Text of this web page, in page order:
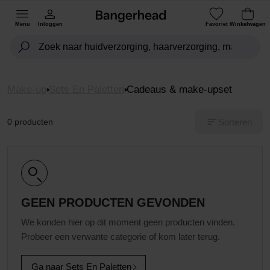
Menu Inloggen Favoriet Winkelwagen
Sets En Paletten Cadeaus & make-upset
0 producten
GEEN PRODUCTEN GEVONDEN
We konden hier op dit moment geen producten vinden.
Probeer een verwante categorie of kom later terug.
Ga naar Sets En Paletten